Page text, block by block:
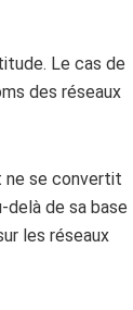
Le cas de
des réseaux
ne se convertit
de sa base
les réseaux